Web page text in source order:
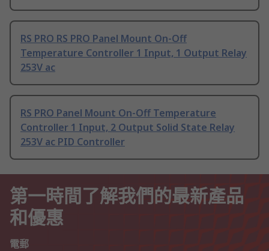
RS PRO RS PRO Panel Mount On-Off
Temperature Controller 1 Input, 1 Output Relay
253V ac
RS PRO Panel Mount On-Off Temperature
Controller 1 Input, 2 Output Solid State Relay
253V ac PID Controller
第一時間了解我們的最新產品
和優惠
電郵